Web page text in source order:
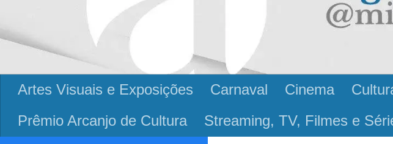
Artes Visuais e Exposições Carnaval Cinema
Prêmio Arcanjo de Cultura
Streaming, TV, Filmes e